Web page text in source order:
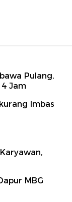
Pulang,
Jam
Imbas
MBG